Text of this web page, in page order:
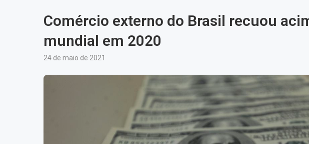
Comércio externo do Brasil recuou
mundial em 2020
24 de maio de 2021